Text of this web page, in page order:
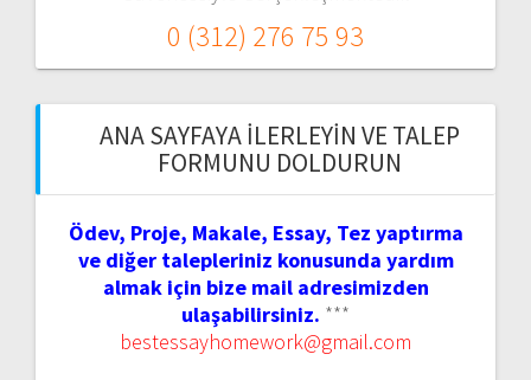
0 (312) 276 75 93
ANA SAYFAYA İLERLEYIN VE TALEP
FORMUNU DOLDURUN
Ödev, Proje, Makale, Essay, Tez yaptırma
ve diğer talepleriniz konusunda yardım
almak için bize mail adresimizden
ulaşabilirsiniz. ***
bestessayhomework@gmail.com